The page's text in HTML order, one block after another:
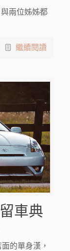
兩位姊姊都
繼續閱讀
車典
的單身漢，